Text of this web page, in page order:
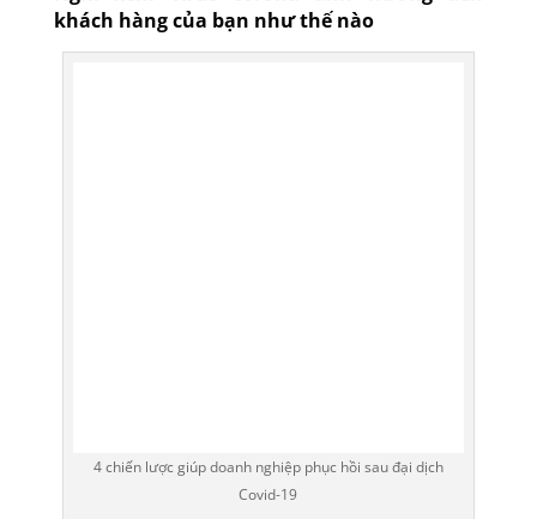
Nghĩ xem virus corona ảnh hưởng đến
khách hàng của bạn như thế nào
4 chiến lược giúp doanh nghiệp phục hồi sau đại dịch